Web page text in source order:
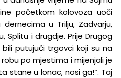
početkom kolovoza uoči
u Trilju, Zadvarju,
Splitu i drugdje. Prije Drugog
putujući trgovci koji su na
po mjestima i mijenjali je
stane u lonac, nosi ga!“. Taj